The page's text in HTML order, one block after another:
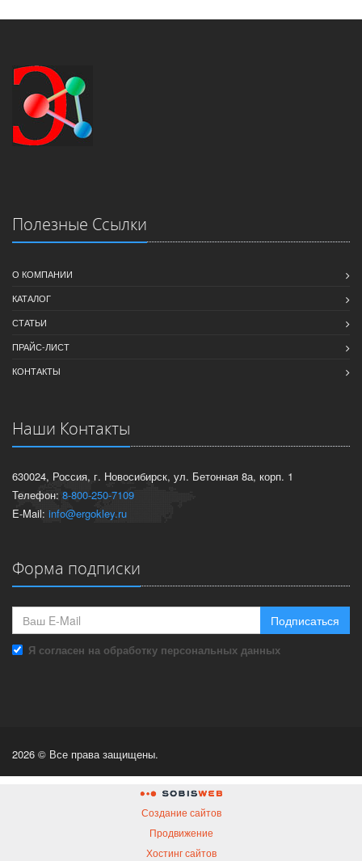
Полезные Ссылки
О КОМПАНИИ
КАТАЛОГ
СТАТЬИ
ПРАЙС-ЛИСТ
КОНТАКТЫ
Наши Контакты
630024, Россия, г. Новосибирск, ул. Бетонная 8а, корп. 1
Телефон: 8-800-250-7109
E-Mail: info@ergokley.ru
Форма подписки
Подписаться
Я согласен на обработку персональных данных
2026 © Все права защищены.
Создание сайтов
Продвижение
Хостинг сайтов